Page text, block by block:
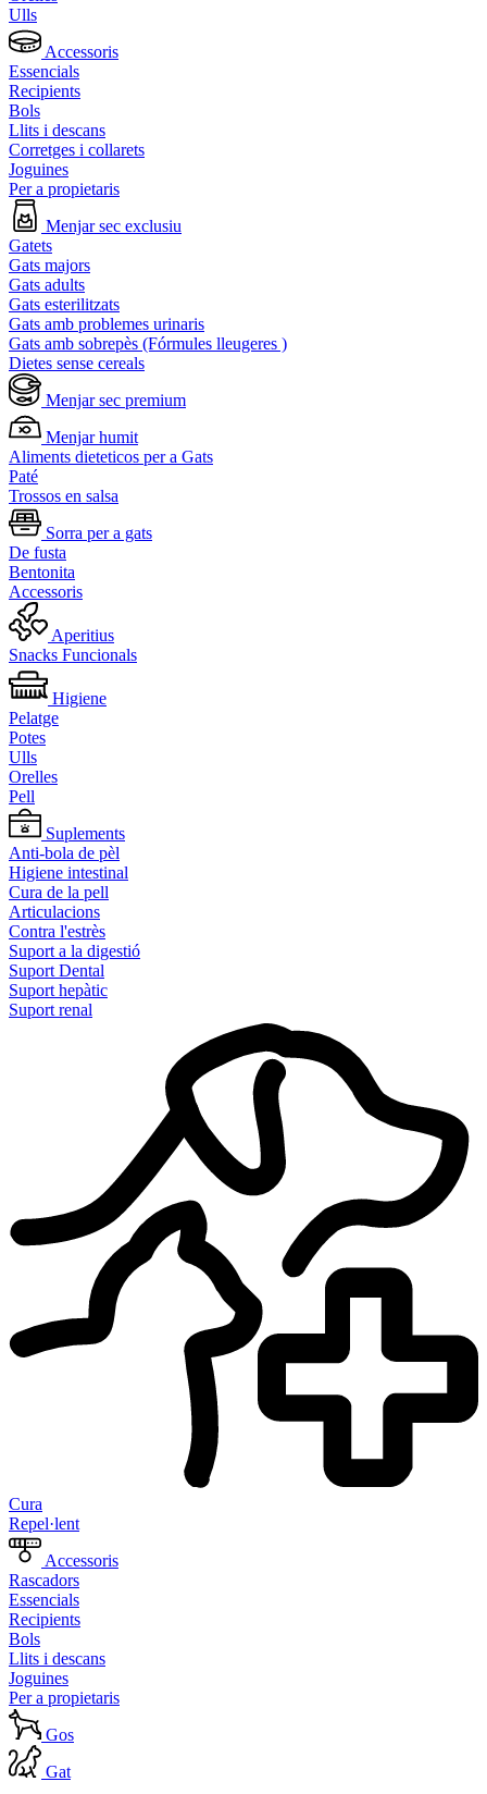
Ulls
Accessoris
Essencials
Recipients
Bols
Llits i descans
Corretges i collarets
Joguines
Per a propietaris
Menjar sec exclusiu
Gatets
Gats majors
Gats adults
Gats esterilitzats
Gats amb problemes urinaris
Gats amb sobrepès (Fórmules lleugeres )
Dietes sense cereals
Menjar sec premium
Menjar humit
Aliments dieteticos per a Gats
Paté
Trossos en salsa
Sorra per a gats
De fusta
Bentonita
Accessoris
Aperitius
Snacks Funcionals
Higiene
Pelatge
Potes
Ulls
Orelles
Pell
Suplements
Anti-bola de pèl
Higiene intestinal
Cura de la pell
Articulacions
Contra l'estrès
Suport a la digestió
Suport Dental
Suport hepàtic
Suport renal
Cura
Repel·lent
Accessoris
Rascadors
Essencials
Recipients
Bols
Llits i descans
Joguines
Per a propietaris
Gos
Gat